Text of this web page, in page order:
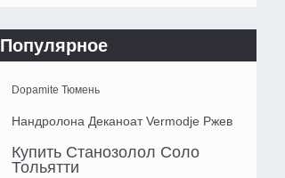
Популярное
Dopamite Тюмень
Нандролона Деканоат Vermodje Ржев
Купить Станозолол Соло
Тольятти